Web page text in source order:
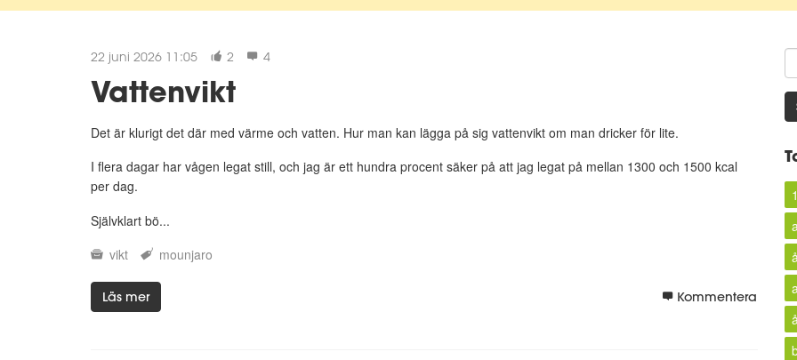
22 juni 2026 11:05 2 4
Vattenvikt
Det är klurigt det där med värme och vatten. Hur man kan lägga på sig vattenvikt om man dricker för lite.
I flera dagar har vågen legat still, och jag är ett hundra procent säker på att jag legat på mellan 1300 och 1500 kcal
per dag.
Självklart bö...
vikt
mounjaro
Läs mer Kommentera